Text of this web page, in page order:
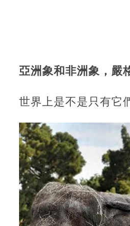
亞洲象和非洲象，嚴
世界上是不是只有它